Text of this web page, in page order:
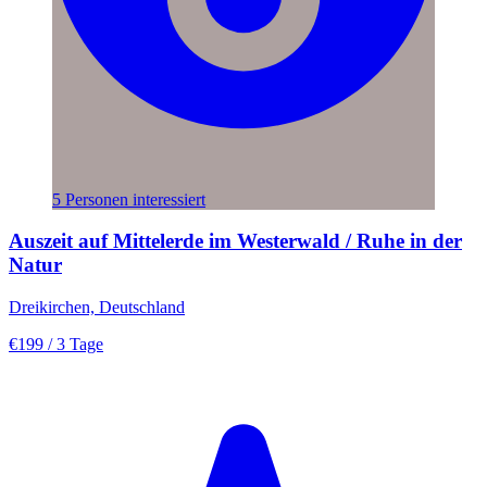
5 Personen interessiert
Auszeit auf Mittelerde im Westerwald / Ruhe in der
Natur
Dreikirchen, Deutschland
€199 / 3 Tage